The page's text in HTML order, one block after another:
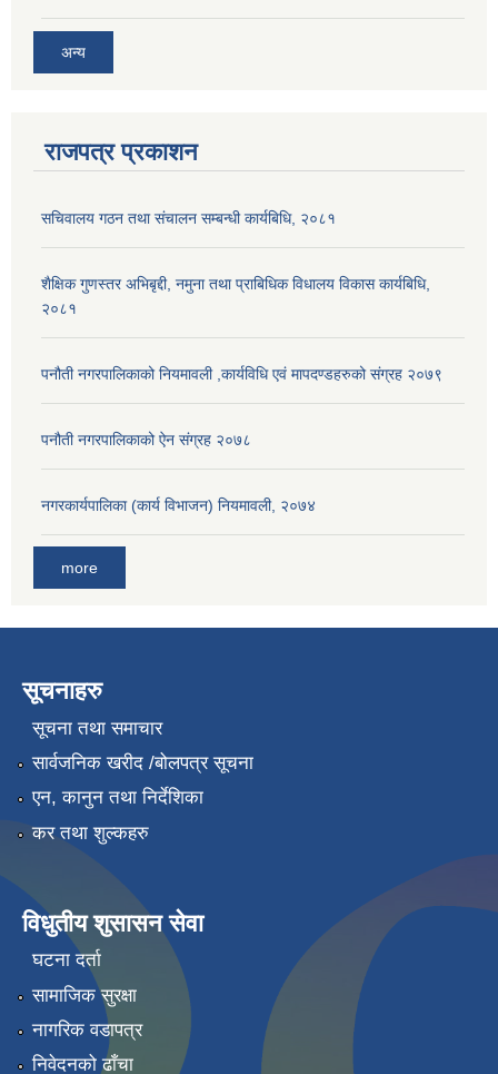
अन्य
राजपत्र प्रकाशन
सचिवालय गठन तथा संचालन सम्बन्धी कार्यबिधि, २०८१
शैक्षिक गुणस्तर अभिबृद्दी, नमुना तथा प्राबिधिक विधालय विकास कार्यबिधि,
२०८१
पनौती नगरपालिकाको नियमावली ,कार्यविधि एवं मापदण्डहरुको संग्रह २०७९
पनौती नगरपालिकाको ऐन संग्रह २०७८
नगरकार्यपालिका (कार्य विभाजन) नियमावली, २०७४
more
सूचनाहरु
सूचना तथा समाचार
सार्वजनिक खरीद /बोलपत्र सूचना
एन, कानुन तथा निर्देशिका
कर तथा शुल्कहरु
विधुतीय शुसासन सेवा
घटना दर्ता
सामाजिक सुरक्षा
नागरिक वडापत्र
निवेदनको ढाँचा